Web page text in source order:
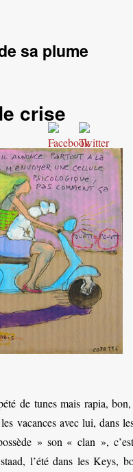
sa plume
crise
de tunes mais rapia,
vacances avec lui, dans
» son « clan »,
l’été dans les Keys,